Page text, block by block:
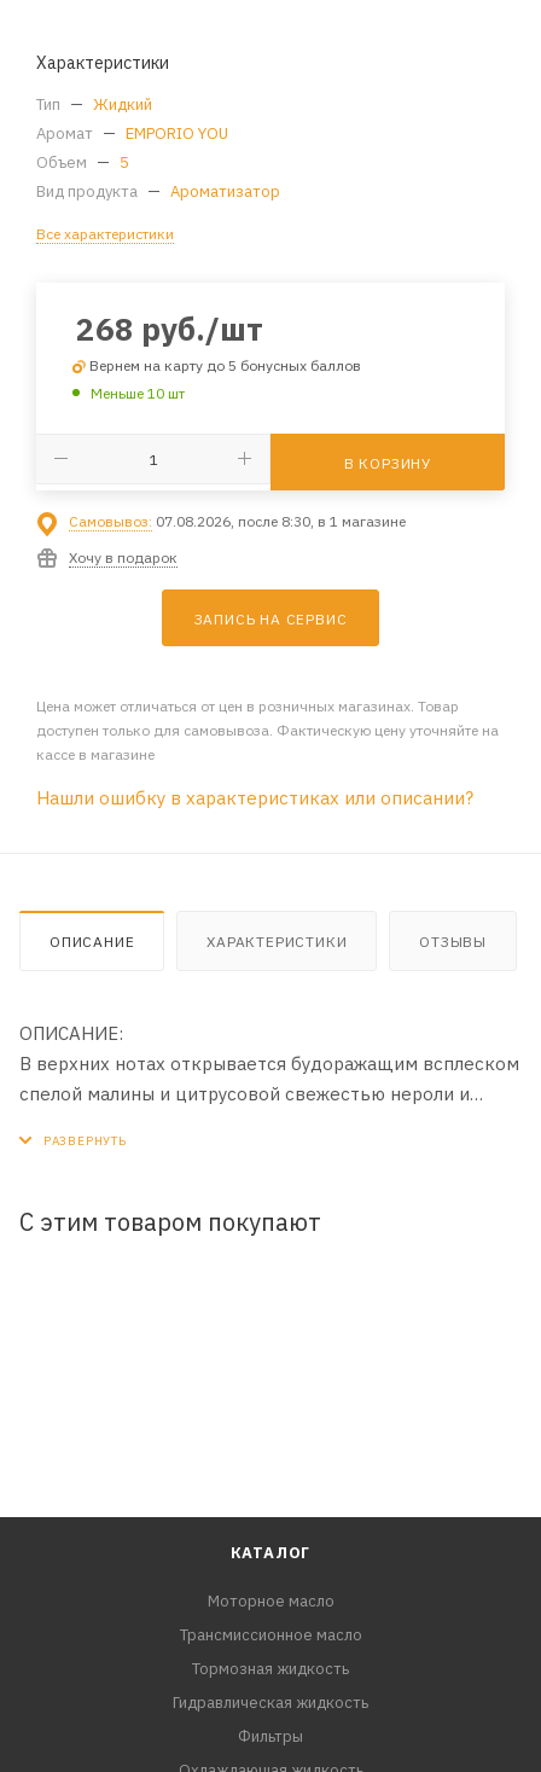
Характеристики
Тип — Жидкий
Аромат — EMPORIO YOU
Объем — 5
Вид продукта — Ароматизатор
Все характеристики
268 руб./шт
Вернем на карту до 5 бонусных баллов
Меньше 10 шт
В КОРЗИНУ
Самовывоз: 07.08.2026, после 8:30, в 1 магазине
Хочу в подарок
ЗАПИСЬ НА СЕРВИС
Цена может отличаться от цен в розничных магазинах. Товар
доступен только для самовывоза. Фактическую цену уточняйте на
кассе в магазине
Нашли ошибку в характеристиках или описании?
ОПИСАНИЕ ХАРАКТЕРИСТИКИ ОТЗЫВЫ
ОПИСАНИЕ:
В верхних нотах открывается будоражащим всплеском
спелой малины и цитрусовой свежестью нероли и
непостижимым женственным шармом
С этим товаром покупают
КАТАЛОГ
Моторное масло
Трансмиссионное масло
Тормозная жидкость
Гидравлическая жидкость
Фильтры